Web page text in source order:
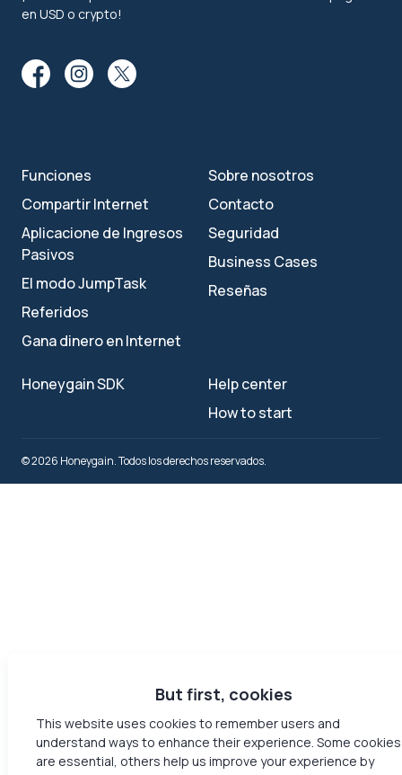
en USD o crypto!
Funciones
Compartir Internet
Aplicacione de Ingresos
Pasivos
El modo JumpTask
Referidos
Gana dinero en Internet
Sobre nosotros
Contacto
Seguridad
Business Cases
Reseñas
Honeygain SDK
Help center
How to start
© 2026 Honeygain. Todos los derechos reservados.
But first, cookies
This website uses cookies to remember users and
understand ways to enhance their experience. Some cookies
are essential, others help us improve your experience by